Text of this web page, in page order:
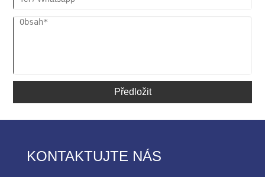
Předložit
KONTAKTUJTE NÁS